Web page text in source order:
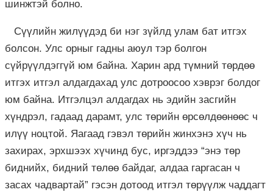
шинжтэй болно.
Сүүлийн жилүүдэд би нэг зүйлд улам бат итгэх
болсон. Улс орныг гадны аюул тэр болгон
сүйрүүлдэггүй юм байна. Харин ард түмний төрдөө
итгэх итгэл алдагдахад улс дотроосоо хэврэг болдог
юм байна. Итгэлцэл алдагдах нь эдийн засгийн
хүндрэл, гадаад дарамт, улс төрийн өрсөлдөөнөөс ч
илүү ноцтой. Яагаад гэвэл төрийн жинхэнэ хүч нь
захирах, эрхшээх хүчинд бус, иргэддээ “энэ төр
биднийх, бидний төлөө байдаг, алдаа гаргасан ч
засах чадвартай” гэсэн дотоод итгэл төрүүлж чаддагт